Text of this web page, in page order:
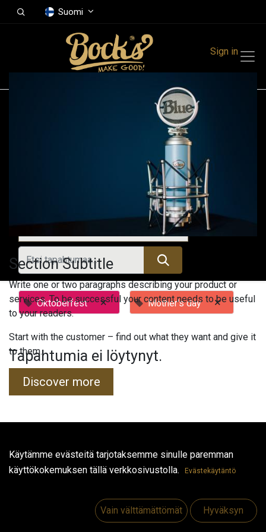
Suomi
Sign in
Tulevat tapahtumat
Oktoberfest × Mother's day ×
Tapahtumia ei löytynyt.
Hyödyllisiä linkkejä
Etusivu
Section Subtitle
Write one or two paragraphs describing your product or
services. To be successful your content needs to be useful
to your readers.
Start with the customer – find out what they want and give it
to them.
Discover more
Käytämme evästeitä tarjotaksemme sinulle paremman
käyttökokemuksen tällä verkkosivustolla.
Evästekäytäntö
Vain välttämättömät Hyväksyn